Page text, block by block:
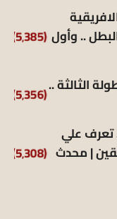
البطل .. وأول (5٬385)
1962 | البطولة الثالثة ..(5٬356)
تعرف علي
| محدث (5٬308)